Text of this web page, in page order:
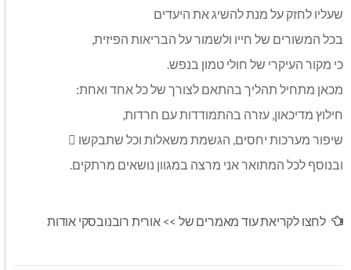
שעליו לחזק על מנת להשיג את היעדים
בכל המשורים של חייו ולשמור על הבריאות הפיזית,
כי מקור העיקרי של חולי טמון בנפש.
מכאן מתחיל תהליך בהתאם לצורך של כל אחד ואחת:
חילוץ מדיכאון, עזרה בהתמודדות עם חרדות,
שיפור מערכות יחסים, הגשמת משאלות וכל שתבקשו 
ובנוסף לכל המתואר אני מרצה במגוון נושאים מרתקים.
לחצו לקריאת עוד מאמרים של >> אורית רובנובסקי אודות